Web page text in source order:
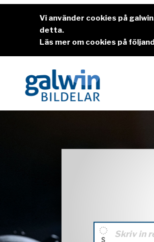
Vi använder cookies på
detta.
Läs mer om cookies på